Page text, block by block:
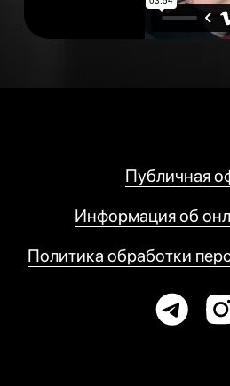
Публичная оферта
Информация об онлайн-оплате